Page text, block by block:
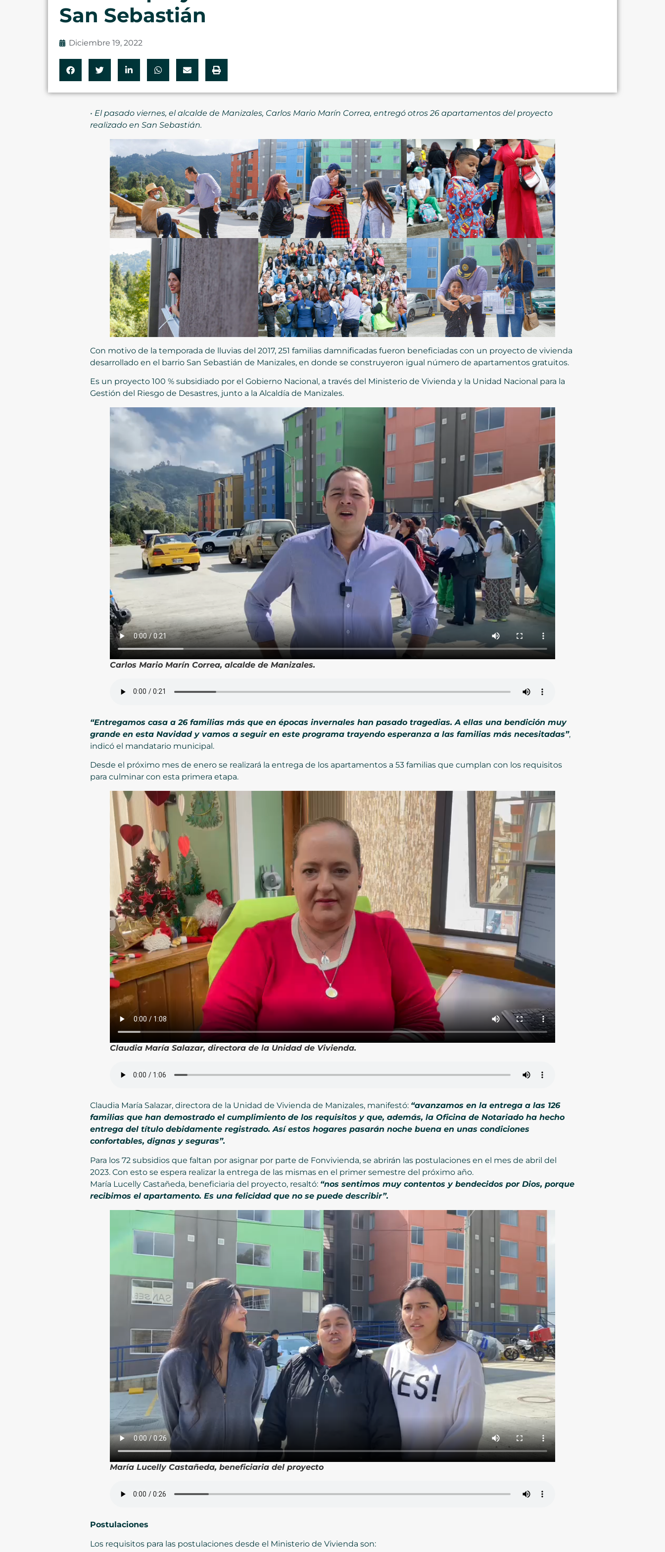
San Sebastián
Diciembre 19, 2022
• El pasado viernes, el alcalde de Manizales, Carlos Mario Marín Correa, entregó otros 26 apartamentos del proyecto
realizado en San Sebastián.
Con motivo de la temporada de lluvias del 2017, 251 familias damnificadas fueron beneficiadas con un proyecto de vivienda
desarrollado en el barrio San Sebastián de Manizales, en donde se construyeron igual número de apartamentos gratuitos.
Es un proyecto 100 % subsidiado por el Gobierno Nacional, a través del Ministerio de Vivienda y la Unidad Nacional para la
Gestión del Riesgo de Desastres, junto a la Alcaldía de Manizales.
Carlos Mario Marín Correa, alcalde de Manizales.
“Entregamos casa a 26 familias más que en épocas invernales han pasado tragedias. A ellas una bendición muy
grande en esta Navidad y vamos a seguir en este programa trayendo esperanza a las familias más necesitadas”,
indicó el mandatario municipal.
Desde el próximo mes de enero se realizará la entrega de los apartamentos a 53 familias que cumplan con los requisitos
para culminar con esta primera etapa.
Claudia María Salazar, directora de la Unidad de Vivienda.
Claudia María Salazar, directora de la Unidad de Vivienda de Manizales, manifestó: “avanzamos en la entrega a las 126
familias que han demostrado el cumplimiento de los requisitos y que, además, la Oficina de Notariado ha hecho
entrega del título debidamente registrado. Así estos hogares pasarán noche buena en unas condiciones
confortables, dignas y seguras”.
Para los 72 subsidios que faltan por asignar por parte de Fonvivienda, se abrirán las postulaciones en el mes de abril del
2023. Con esto se espera realizar la entrega de las mismas en el primer semestre del próximo año.
María Lucelly Castañeda, beneficiaria del proyecto, resaltó: “nos sentimos muy contentos y bendecidos por Dios, porque
recibimos el apartamento. Es una felicidad que no se puede describir”.
María Lucelly Castañeda, beneficiaria del proyecto
Postulaciones
Los requisitos para las postulaciones desde el Ministerio de Vivienda son: